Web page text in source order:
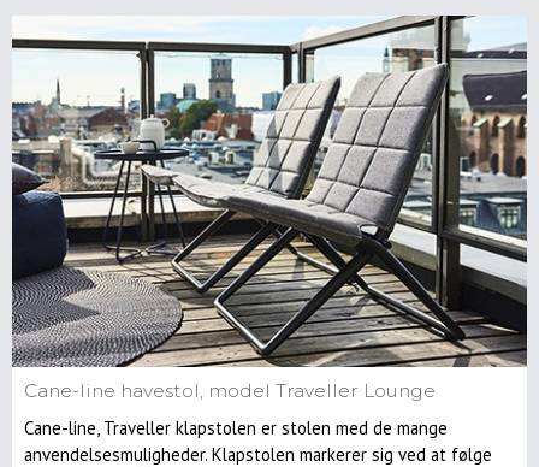
Cane-line havestol, model Traveller Lounge
Cane-line, Traveller klapstolen er stolen med de mange
anvendelsesmuligheder. Klapstolen markerer sig ved at følge